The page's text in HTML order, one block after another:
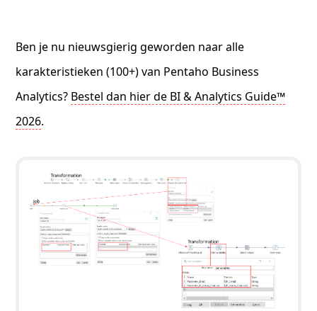
Ben je nu nieuwsgierig geworden naar alle
karakteristieken (100+) van Pentaho Business
Analytics? Bestel dan hier de BI & Analytics Guide™
2026.